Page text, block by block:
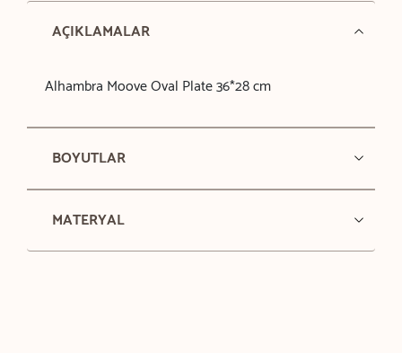
AÇIKLAMALAR
Alhambra Moove Oval Plate 36*28 cm
BOYUTLAR
MATERYAL